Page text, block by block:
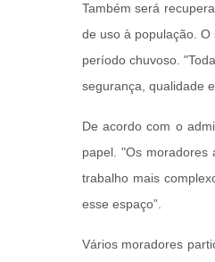
Também será
de uso à população.
período chuvoso.
segurança, qualidade
De acordo com o
papel. "Os moradores
trabalho mais
esse espaço”.
Vários moradores